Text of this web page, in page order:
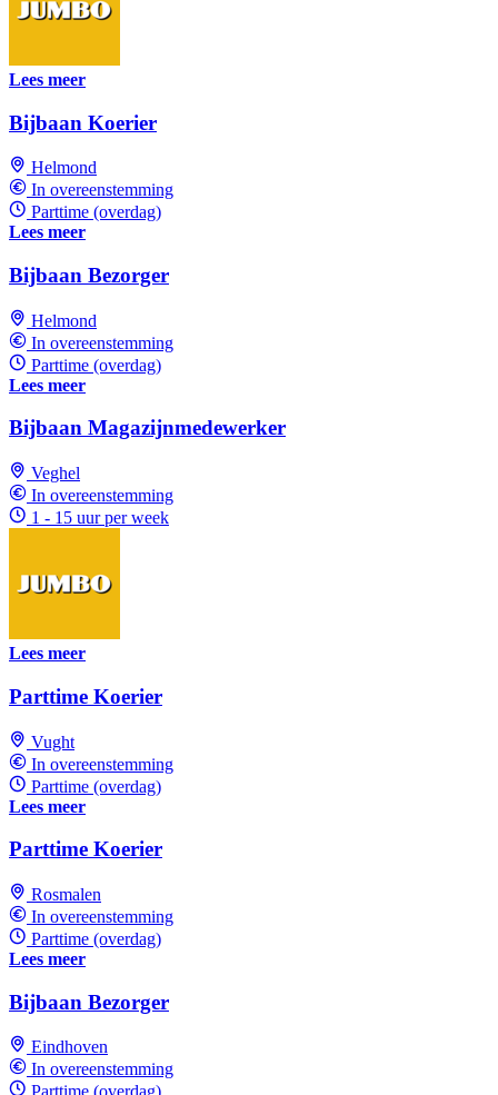
Lees meer
Bijbaan Koerier
Helmond
In overeenstemming
Parttime (overdag)
Lees meer
Bijbaan Bezorger
Helmond
In overeenstemming
Parttime (overdag)
Lees meer
Bijbaan Magazijnmedewerker
Veghel
In overeenstemming
1 - 15 uur per week
Lees meer
Parttime Koerier
Vught
In overeenstemming
Parttime (overdag)
Lees meer
Parttime Koerier
Rosmalen
In overeenstemming
Parttime (overdag)
Lees meer
Bijbaan Bezorger
Eindhoven
In overeenstemming